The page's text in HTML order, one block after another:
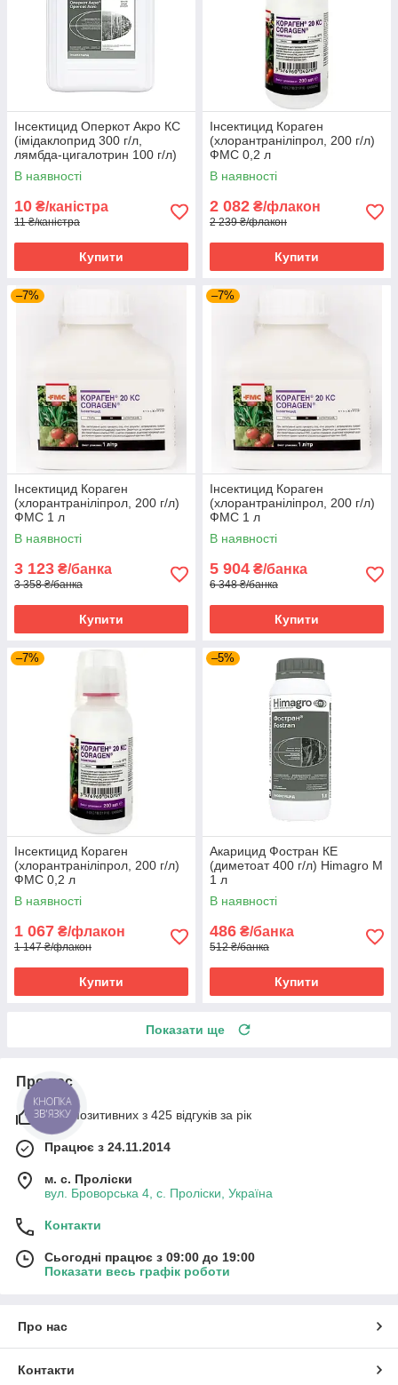
Інсектицид Оперкот Акро КС
(імідаклоприд 300 г/л,
лямбда-цигалотрин 100 г/л)
Himagro M 10л
В наявності
10 ₴/каністра
11 ₴/каністра
Купити
Інсектицид Кораген
(хлорантраніліпрол, 200 г/л)
ФМС 0,2 л
В наявності
2 082 ₴/флакон
2 239 ₴/флакон
Купити
–7%
Інсектицид Кораген
(хлорантраніліпрол, 200 г/л)
ФМС 1 л
В наявності
3 123 ₴/банка
3 358 ₴/банка
Купити
–7%
Інсектицид Кораген
(хлорантраніліпрол, 200 г/л)
ФМС 1 л
В наявності
5 904 ₴/банка
6 348 ₴/банка
Купити
–7%
Інсектицид Кораген
(хлорантраніліпрол, 200 г/л)
ФМС 0,2 л
В наявності
1 067 ₴/флакон
1 147 ₴/флакон
Купити
–5%
Акарицид Фостран КЕ
(диметоат 400 г/л) Himagro M
1 л
В наявності
486 ₴/банка
512 ₴/банка
Купити
Показати ще
Про нас
93% позитивних з 425 відгуків за рік
Працює з 24.11.2014
м. с. Проліски
вул. Броворська 4, с. Проліски, Україна
Контакти
Сьогодні працює з 09:00 до 19:00
Показати весь графік роботи
Про нас
Контакти
КНОПКА
ЗВ'ЯЗКУ